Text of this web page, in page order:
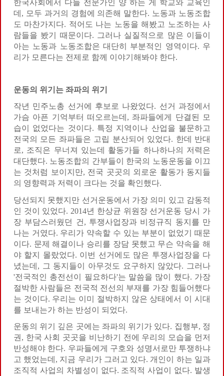
한국사회에서 다들 전문가인 양 하는 게 학교와 교육인
데, 모두 과거의 경험에 의존해 말한다. 노동과 노동조합
도 마찬가지다. 적어도 나는 노동을 해봤고 노조하는 사
람들을 봤기 때문이다. 그러나 실질적으로 많은 이들이
아는 노동과 노동조합은 대단히 부분적인 영역이다. 우
리가 모른다는 전제로 함께 이야기해봐야 한다.
운동의 위기는 좌파의 위기
작년 민주노총 선거에 후보로 나왔었다. 선거 과정에서
가슴 아픈 기억부터 떠오르는데, 좌파들에게 단결된 모
습이 없었다는 것이다. 특정 지역이나 산업을 불문하고
전국의 모든 좌파들은 고립 분산되어 있었다. 한데 반대
로, 조직은 무너져 있는데 활동가들 하나하나의 저력은
대단했다. 노동조합의 간부들이 한국의 노동운동을 이끄
는 것처럼 보이지만, 전국 곳곳의 외로운 활동가 동지들
의 영향력과 저력이 크다는 것을 확인했다.
당선되지 못했지만 선거운동에서 가장 의미 있고 감동적
인 것이 있었다. 2014년 한상균 위원장 선거운동 당시 가
장 부담스러웠던 건, 투쟁사업장과 비정규직 동지를 만
나는 거였다. 우리가 약속할 수 있는 부분이 없었기 때문
이다. 문제 해결이나 승리를 장담 못했고 무슨 약속을 해
야 할지 몰랐었다. 이번 선거에도 많은 투쟁사업장을 다
녔는데, 그 동지들이 아무것도 요구하지 않았다. 그러나
'전국적인 총전선이 필요하다'는 말씀을 많이 했다. 가장
절박한 사람들은 전국적 전선의 부재를 가장 힘들어했다
는 것이다. 우리는 이미 절박하지 않은 상태에서 이 시대
를 보내는가 하는 반성이 되었다.
운동의 위기 깊은 곳에는 좌파의 위기가 있다. 집행부, 정
권, 한국 사회 곳곳을 비난하기 전에 우리의 모습을 먼저
반성해야 한다. 우파들에게 구호와 성명서로만 투쟁하냐
고 했었는데, 지금 우리가 그러고 있다. 개인이 하는 일과
조직적 사업의 차별성이 없다. 조직적 사업이 없다. 발생